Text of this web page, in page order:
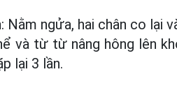
Nằm ngửa, hai chân co lại
và từ từ nâng hông lên
lại 3 lần.